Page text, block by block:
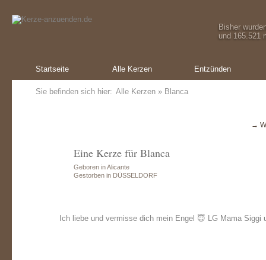
Bisher
und 165.521
Startseite Alle Kerzen Entzünden
Sie befinden sich hier: Alle Kerzen » Blanca
→
Eine Kerze für Blanca
Geboren in Alicante
Gestorben in DÜSSELDORF
Ich liebe und vermisse dich mein Engel 😇 LG Mama Siggi